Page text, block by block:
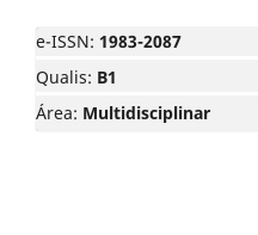
e-ISSN: 1983-2087
Qualis: B1
Área: Multidisciplinar